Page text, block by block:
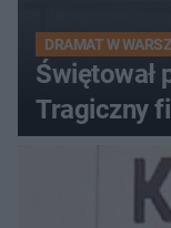
DRAMAT W
Świętował
Tragiczny